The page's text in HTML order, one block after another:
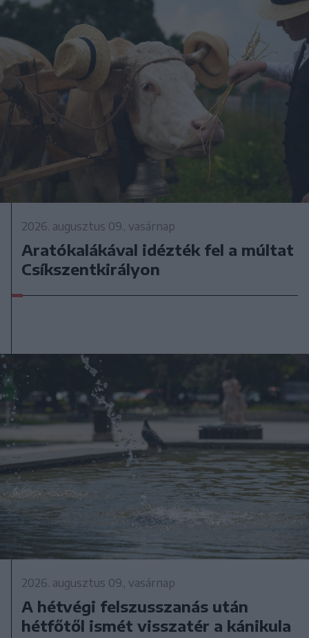
2026. augusztus 09., vasárnap
Aratókalákával idézték fel a múltat
Csíkszentkirályon
2026. augusztus 09., vasárnap
A hétvégi felszusszanás után
hétfőtől ismét visszatér a kánikula